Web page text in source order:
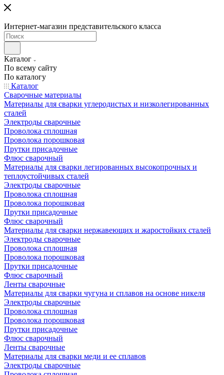
Интернет-магазин представительского класса
Каталог
По всему сайту
По каталогу
Каталог
Сварочные материалы
Материалы для сварки углеродистых и низколегированных
сталей
Электроды сварочные
Проволока сплошная
Проволока порошковая
Прутки присадочные
Флюс сварочный
Материалы для сварки легированных высокопрочных и
теплоустойчивых сталей
Электроды сварочные
Проволока сплошная
Проволока порошковая
Прутки присадочные
Флюс сварочный
Материалы для сварки нержавеющих и жаростойких сталей
Электроды сварочные
Проволока сплошная
Проволока порошковая
Прутки присадочные
Флюс сварочный
Ленты сварочные
Материалы для сварки чугуна и сплавов на основе никеля
Электроды сварочные
Проволока сплошная
Проволока порошковая
Прутки присадочные
Флюс сварочный
Ленты сварочные
Материалы для сварки меди и ее сплавов
Электроды сварочные